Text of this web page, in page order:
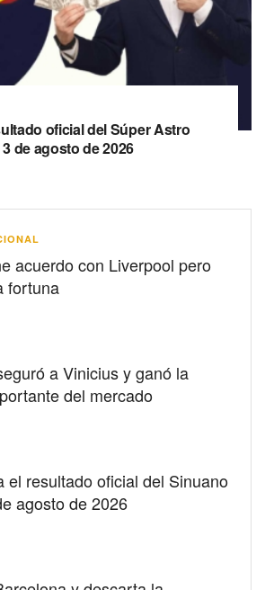
oficial del Súper Astro
de agosto de 2026
acuerdo con Liverpool pero
fortuna
a Vinicius y ganó la
del mercado
el resultado oficial del Sinuano
agosto de 2026